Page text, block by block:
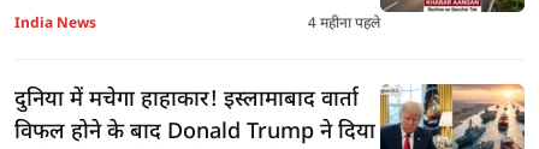
India News 4 महीना पहले
दुनिया में मचेगा हाहाकार! इस्लामाबाद वार्ता
विफल होने के बाद Donald Trump ने दिया